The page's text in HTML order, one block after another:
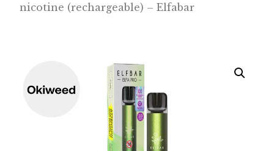
nicotine (rechargeable) – Elfabar